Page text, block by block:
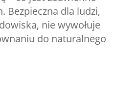
Bezpieczna dla ludzi,
nie wywołuje
do naturalnego